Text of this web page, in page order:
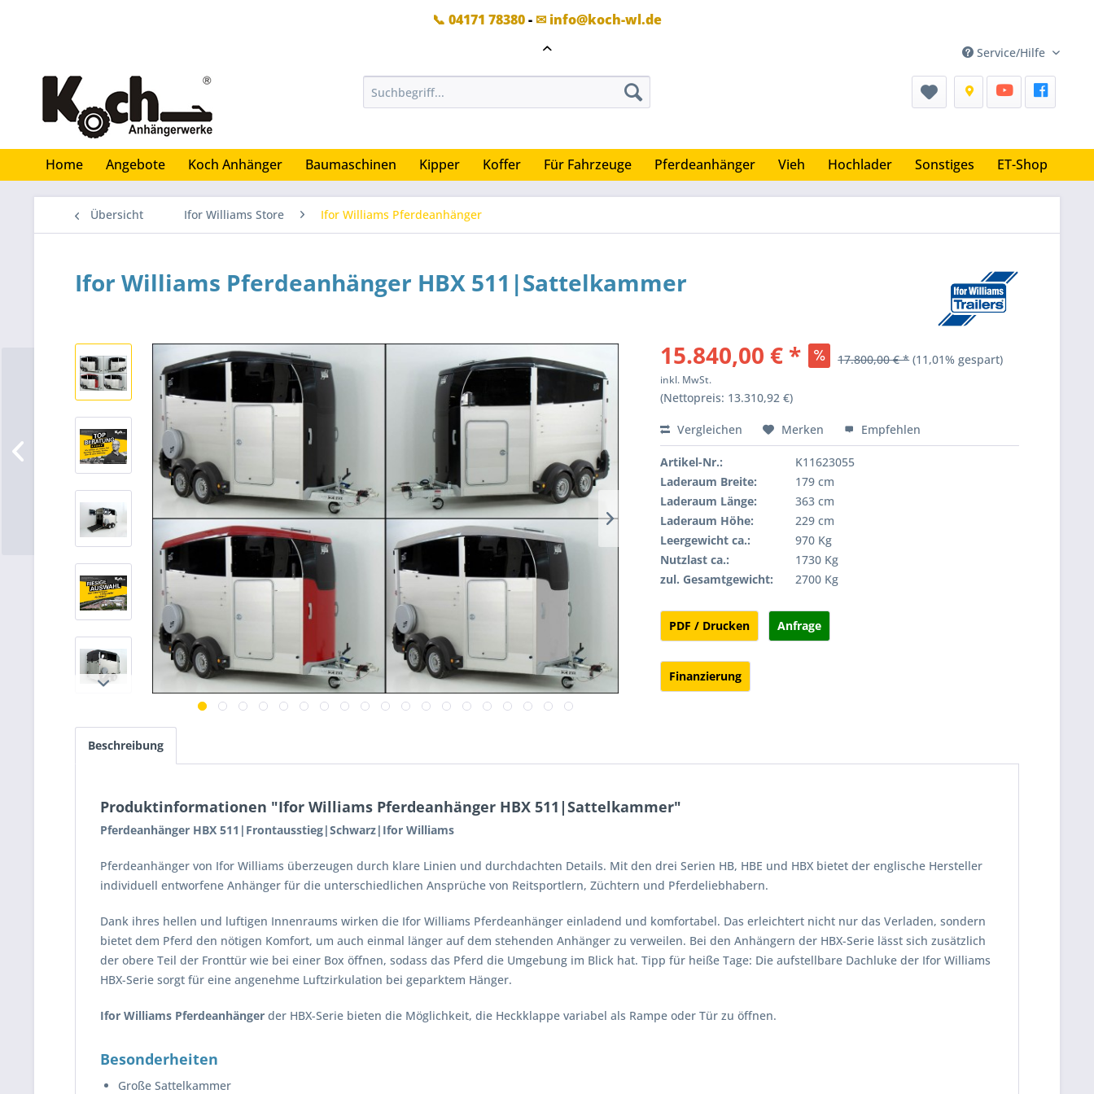
📞 04171 78380- ✉ info@koch-wl.de
Service/Hilfe
Home Angebote Koch Anhänger Baumaschinen Kipper Koffer Für Fahrzeuge Pferdeanhänger Vieh Hochlader Sonstiges ET-Shop
Übersicht Ifor Williams Store Ifor Williams Pferdeanhänger
Ifor Williams Pferdeanhänger HBX 511|Sattelkammer
15.840,00 € * 17.800,00 € * (11,01% gespart)
inkl. MwSt.
(Nettopreis: 13.310,92 €)
Vergleichen Merken Empfehlen
Artikel-Nr.:
K11623055
Laderaum Breite:
179 cm
Laderaum Länge:
363 cm
Laderaum Höhe:
229 cm
Leergewicht ca.:
970 Kg
Nutzlast ca.:
1730 Kg
zul. Gesamtgewicht:
2700 Kg
PDF / Drucken Anfrage
Finanzierung
Beschreibung
Produktinformationen "Ifor Williams Pferdeanhänger HBX 511|Sattelkammer"
Pferdeanhänger HBX 511|Frontausstieg|Schwarz|Ifor Williams
Pferdeanhänger von Ifor Williams überzeugen durch klare Linien und durchdachten Details. Mit den drei Serien HB, HBE und HBX bietet der englische Hersteller
individuell entworfene Anhänger für die unterschiedlichen Ansprüche von Reitsportlern, Züchtern und Pferdeliebhabern.
Dank ihres hellen und luftigen Innenraums wirken die Ifor Williams Pferdeanhänger einladend und komfortabel. Das erleichtert nicht nur das Verladen, sondern
bietet dem Pferd den nötigen Komfort, um auch einmal länger auf dem stehenden Anhänger zu verweilen. Bei den Anhängern der HBX-Serie lässt sich zusätzlich
der obere Teil der Fronttür wie bei einer Box öffnen, sodass das Pferd die Umgebung im Blick hat. Tipp für heiße Tage: Die aufstellbare Dachluke der Ifor Williams
HBX-Serie sorgt für eine angenehme Luftzirkulation bei geparktem Hänger.
Ifor Williams Pferdeanhänger der HBX-Serie bieten die Möglichkeit, die Heckklappe variabel als Rampe oder Tür zu öffnen.
Besonderheiten
Große Sattelkammer